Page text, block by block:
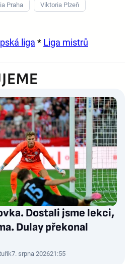
Praha Viktoria Plzeň
liga * Liga mistrů
Dostali jsme lekci,
Dulay překonal
7. srpna 202621:55